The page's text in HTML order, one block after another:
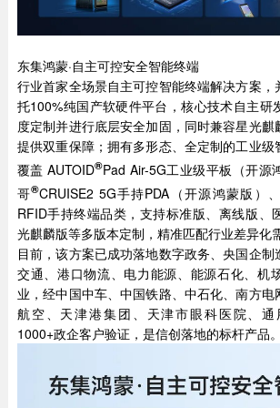
东集鸿蒙·自主可控安全智能终端
行业首家全场景自主可控智能终端解决方案，
托100%纯国产软硬件平台，核心技术自主研
度定制并进行底层安全加固，同时兼容星光
提供双重保障；拥有多形态、全定制的工业级
覆盖 AUTOID®Pad Air-5G工业级平板（开源
哥®CRUISE2 5G手持PDA（开源鸿蒙版）
RFID手持终端品类，支持标准版、离线版、
光麒麟版等多版本定制，精准匹配行业差异化需
目前，该方案已成功落地数字政务、央国企制
交通、港口物流、电力能源、能源石化、机
业，经中国中车、中国铁路、中石化、南方电
航空、天津港集团、天津市眼科医院、
1000+政企客户验证，是信创落地的标杆产品。